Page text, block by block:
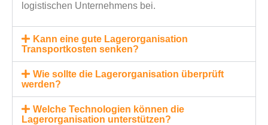
logistischen Unternehmens bei.
Kann eine gute Lagerorganisation
Transportkosten senken?
Wie sollte die Lagerorganisation überprüft
werden?
Welche Technologien können die
Lagerorganisation unterstützen?